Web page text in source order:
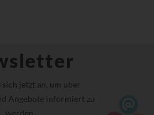
sich jetzt an, um über
Angebote informiert zu
werden.